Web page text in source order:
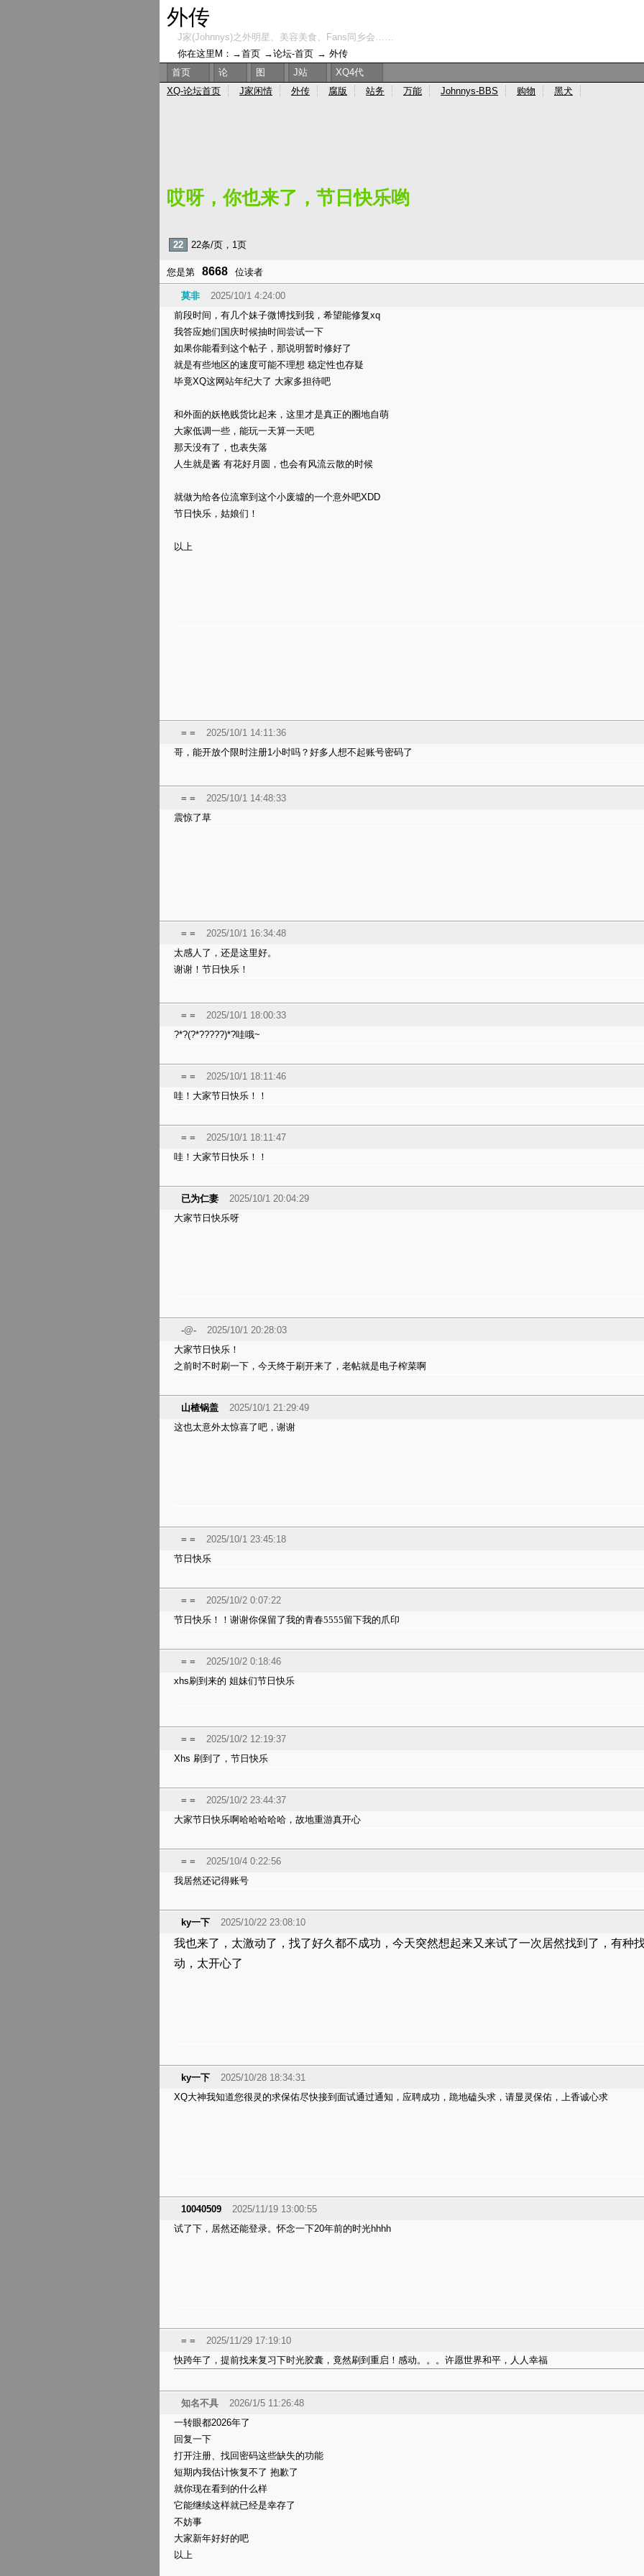
哎呀，你也来了，节日快乐哟
22
22条/页，1页
您是第 8668 位读者
莫非
2025/10/1 4:24:00
前段时间，有几个妹子微博找到我，希望能修复xq
我答应她们国庆时候抽时间尝试一下
如果你能看到这个帖子，那说明暂时修好了
就是有些地区的速度可能不理想 稳定性也存疑
毕竟XQ这网站年纪大了 大家多担待吧
和外面的妖艳贱货比起来，这里才是真正的圈地自萌
大家低调一些，能玩一天算一天吧
那天没有了，也表失落
人生就是酱 有花好月圆，也会有风流云散的时候
就做为给各位流窜到这个小废墟的一个意外吧XDD
节日快乐，姑娘们！
以上
= =
2025/10/1 14:11:36
哥，能开放个限时注册1小时吗？好多人想不起账号密码了
= =
2025/10/1 14:48:33
震惊了草
= =
2025/10/1 16:34:48
太感人了，还是这里好。
谢谢！节日快乐！
= =
2025/10/1 18:00:33
?*?(?*?????)*?哇哦~
= =
2025/10/1 18:11:46
哇！大家节日快乐！！
= =
2025/10/1 18:11:47
哇！大家节日快乐！！
已为仁妻
2025/10/1 20:04:29
大家节日快乐呀
-@-
2025/10/1 20:28:03
大家节日快乐！
之前时不时刷一下，今天终于刷开来了，老帖就是电子榨菜啊
山楂锅盖
2025/10/1 21:29:49
这也太意外太惊喜了吧，谢谢
= =
2025/10/1 23:45:18
节日快乐
= =
2025/10/2 0:07:22
节日快乐！！谢谢你保留了我的青春5555留下我的爪印
= =
2025/10/2 0:18:46
xhs刷到来的 姐妹们节日快乐
= =
2025/10/2 12:19:37
Xhs 刷到了，节日快乐
= =
2025/10/2 23:44:37
大家节日快乐啊哈哈哈哈哈，故地重游真开心
= =
2025/10/4 0:22:56
我居然还记得账号
ky一下 2025/10/22 23:08:10
我也来了，太激动了，找了好久都不成功，今天突然想起来又来试了一次居然找到了，有种
动，太开心了
ky一下
2025/10/28 18:34:31
XQ大神我知道您很灵的求保佑尽快接到面试通过通知，应聘成功，跪地磕头求，请显灵保佑，上香诚心求
10040509
2025/11/19 13:00:55
试了下，居然还能登录。怀念一下20年前的时光hhhh
= =
2025/11/29 17:19:10
快跨年了，提前找来复习下时光胶囊，竟然刷到重启！感动。。。许愿世界和平，人人幸福
知名不具
2026/1/5 11:26:48
一转眼都2026年了
回复一下
打开注册、找回密码这些缺失的功能
短期内我估计恢复不了 抱歉了
就你现在看到的什么样
它能继续这样就已经是幸存了
不妨事
大家新年好好的吧
以上
外传
J家(Johnnys)之外明星、美容美食、Fans同乡会……
你在这里M：→首页 →论坛-首页 → 外传
首页
论 图 J站
XQ4代
XQ-论坛首页 J家闲情 外传 腐版 站务 万能 Johnnys-BBS 购物 黑犬